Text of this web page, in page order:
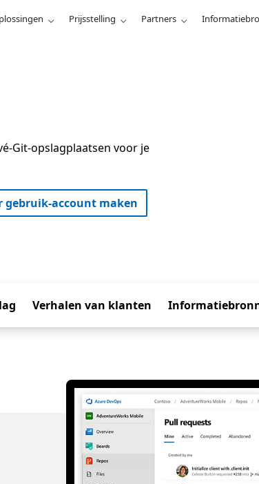
Prijsstelling Partners
Git-opslagplaatsen voor je
gebruik-account maken
Verhalen van klanten